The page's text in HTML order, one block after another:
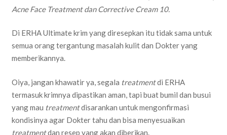
Acne Face Treatment dan Corrective Cream 10.
Di ERHA Ultimate krim yang diresepkan itu tidak sama untuk
semua orang tergantung masalah kulit dan Dokter yang
memberikannya.
Oiya, jangan khawatir ya, segala treatmentdi ERHA
termasuk krimnya dipastikan aman, tapi buat bumil dan busui
yang mau treatmentdisarankan untuk mengonfirmasi
kondisinya agar Dokter tahu dan bisa menyesuaikan
treatmentdan resep yang akan diberikan.